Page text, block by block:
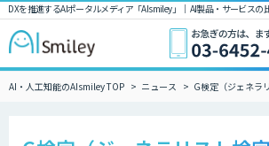
DXを推進するAIポータルメディア「AIsmiley」｜ AI製品・サービスの
AI・人工知能のAIsmiley TOP ニュース G検定（ジェネラ